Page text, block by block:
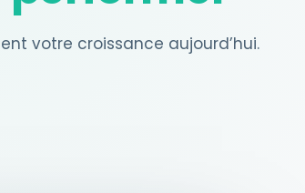
votre croissance aujourd’hui.